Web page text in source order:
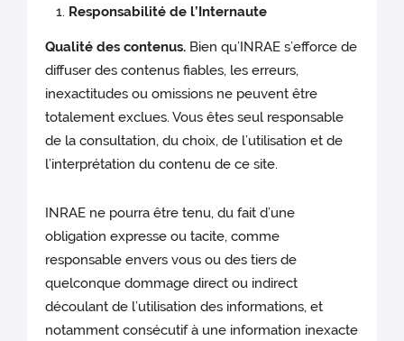
Responsabilité de l’Internaute
Qualité des contenus. Bien qu’INRAE s’efforce de
diffuser des contenus fiables, les erreurs,
inexactitudes ou omissions ne peuvent être
totalement exclues. Vous êtes seul responsable
de la consultation, du choix, de l’utilisation et de
l’interprétation du contenu de ce site.
INRAE ne pourra être tenu, du fait d’une
obligation expresse ou tacite, comme
responsable envers vous ou des tiers de
quelconque dommage direct ou indirect
découlant de l’utilisation des informations, et
notamment consécutif à une information inexacte